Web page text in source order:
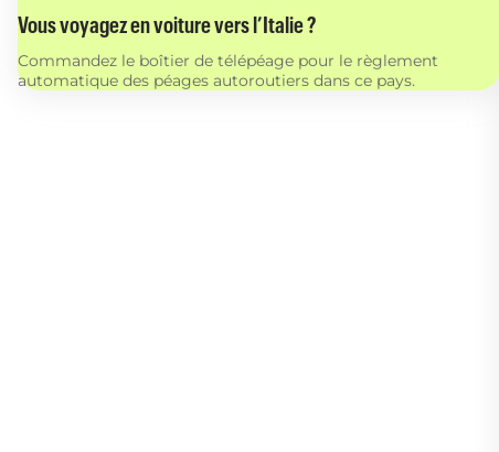
Vous voyagez en voiture vers l’Italie ?
Commandez le boîtier de télépéage pour le règlement
automatique des péages autoroutiers dans ce pays.